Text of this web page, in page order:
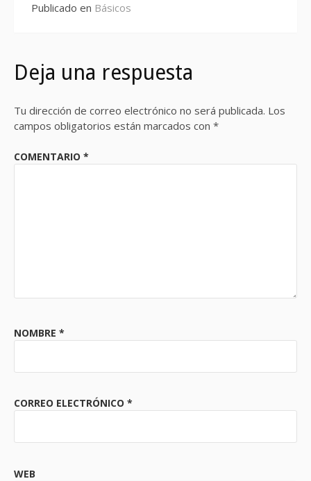
Publicado en Básicos
Deja una respuesta
Tu dirección de correo electrónico no será publicada. Los
campos obligatorios están marcados con *
COMENTARIO *
NOMBRE *
CORREO ELECTRÓNICO *
WEB